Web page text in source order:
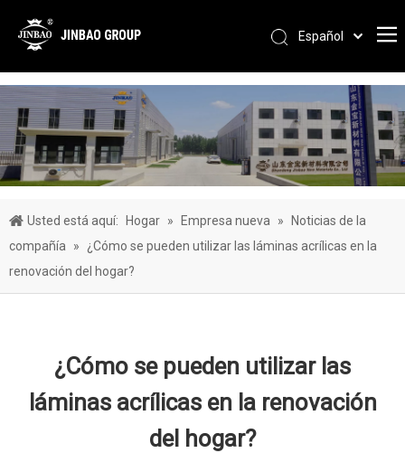
Español
Português
العربية
简体中文
English
Usted está aquí: Hogar » Empresa nueva »
Noticias de la
compañía
»
¿Cómo se pueden utilizar las láminas acrílicas en la
renovación del hogar?
¿Cómo se pueden utilizar las
láminas acrílicas en la renovación
del hogar?